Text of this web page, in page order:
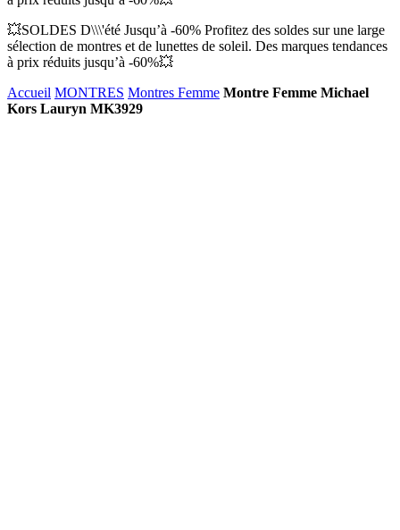
💥SOLDES D\\\'été Jusqu’à -60% Profitez des soldes sur une large
sélection de montres et de lunettes de soleil. Des marques tendances
à prix réduits jusqu’à -60%💥
Accueil MONTRES Montres Femme Montre Femme Michael
Kors Lauryn MK3929